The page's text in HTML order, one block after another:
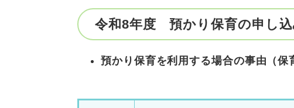
令和8年度 預かり保育の申し
預かり保育を利用する場合の事由（保